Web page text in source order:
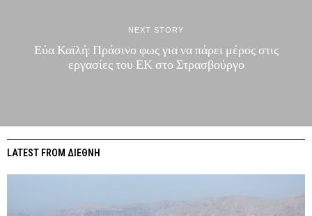
NEXT STORY
Εύα Καϊλή: Πράσινο φως για να πάρει μέρος στις
εργασίες του ΕΚ στο Στρασβούργο
LATEST FROM ΔΙΕΘΝΗ